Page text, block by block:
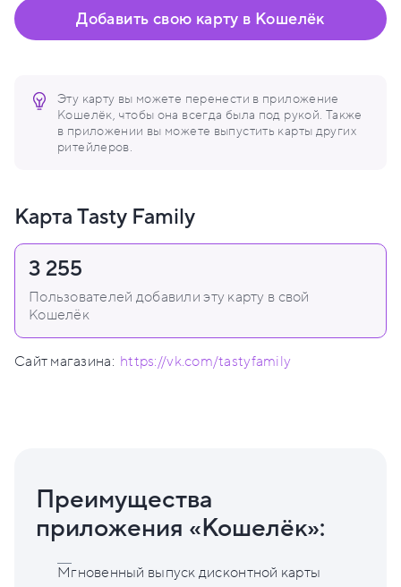
Эту карту вы можете перенести в приложение
Кошелёк, чтобы она всегда была под рукой. Также
в приложении вы можете выпустить карты других
ритейлеров.
Добавить свою карту в Кошелёк
Карта Tasty Family
3 255
Пользователей добавили эту карту в свой
Кошелёк
Сайт магазина: https://vk.com/tastyfamily
Преимущества
приложения «Кошелёк»:
Мгновенный выпуск дисконтной карты